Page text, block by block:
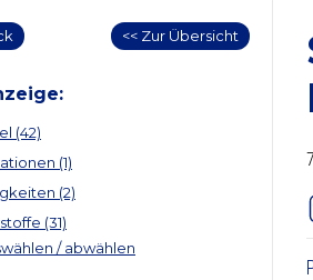
<< Zur Übersicht
(42)
(1)
(2)
(31)
/ abwählen